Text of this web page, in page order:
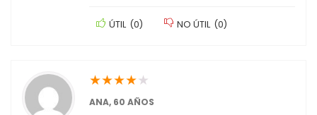
ÚTIL (0) NO ÚTIL (0)
★★★★★
ANA, 60 AÑOS